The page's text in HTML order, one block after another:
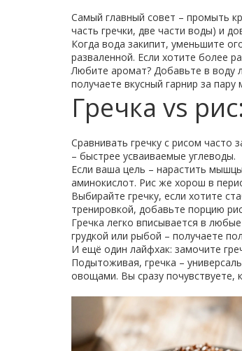
Самый главный совет – промыть
часть гречки, две части воды) и
Когда вода закипит, уменьшите
разваленной. Если хотите более
Любите аромат? Добавьте в воду
получаете вкусный гарнир за пару
Гречка vs
Сравнивать гречку с рисом часто
– быстрее усваиваемые углеводы.
Если ваша цель – нарастить
аминокислот. Рис же хорош в
Выбирайте гречку, если хотите
тренировкой, добавьте порцию
Гречка легко вписывается в
грудкой или рыбой – получаете
И ещё один лайфхак: замочите
Подытоживая, гречка –
овощами. Вы сразу почувствуете,